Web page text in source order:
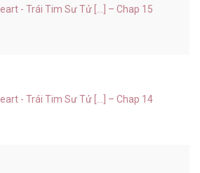
- Trái Tim Sư Tử [...] – Chap 15
- Trái Tim Sư Tử [...] – Chap 14